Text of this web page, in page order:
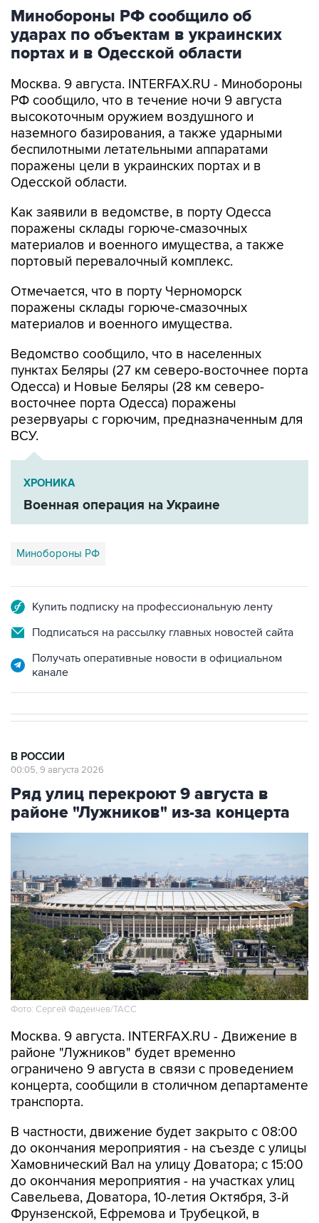
Минобороны РФ сообщило об
ударах по объектам в украинских
портах и в Одесской области
Москва. 9 августа. INTERFAX.RU - Минобороны
РФ сообщило, что в течение ночи 9 августа
высокоточным оружием воздушного и
наземного базирования, а также ударными
беспилотными летательными аппаратами
поражены цели в украинских портах и в
Одесской области.
Как заявили в ведомстве, в порту Одесса
поражены склады горюче-смазочных
материалов и военного имущества, а также
портовый перевалочный комплекс.
Отмечается, что в порту Черноморск
поражены склады горюче-смазочных
материалов и военного имущества.
Ведомство сообщило, что в населенных
пунктах Беляры (27 км северо-восточнее порта
Одесса) и Новые Беляры (28 км северо-
восточнее порта Одесса) поражены
резервуары с горючим, предназначенным для
ВСУ.
ХРОНИКА
Военная операция на Украине
Минобороны РФ
Купить подписку на профессиональную ленту
Подписаться на рассылку главных новостей сайта
Получать оперативные новости в официальном
канале
В РОССИИ
00:05, 9 августа 2026
Ряд улиц перекроют 9 августа в
районе "Лужников" из-за концерта
Фото: Сергей Фадеичев/ТАСС
Москва. 9 августа. INTERFAX.RU - Движение в
районе "Лужников" будет временно
ограничено 9 августа в связи с проведением
концерта, сообщили в столичном департаменте
транспорта.
В частности, движение будет закрыто с 08:00
до окончания мероприятия - на съезде с улицы
Хамовнический Вал на улицу Доватора; с 15:00
до окончания мероприятия - на участках улиц
Савельева, Доватора, 10-летия Октября, 3-й
Фрунзенской, Ефремова и Трубецкой, в